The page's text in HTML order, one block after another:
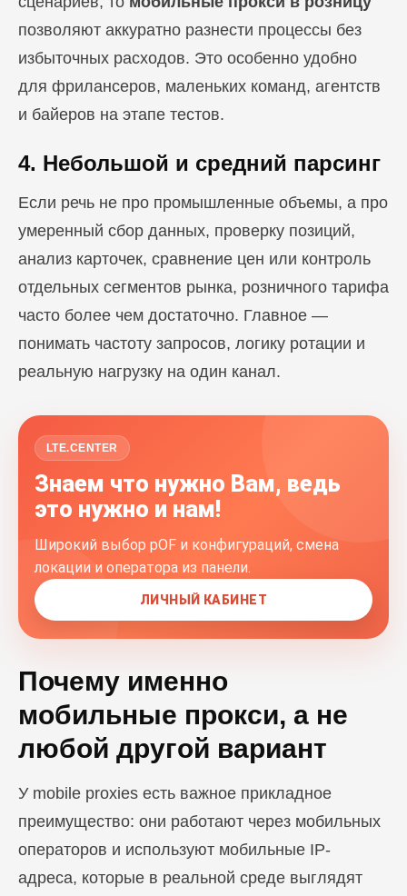
позволяют аккуратно разнести процессы без
избыточных расходов. Это особенно удобно
для фрилансеров, маленьких команд, агентств
и байеров на этапе тестов.
4. Небольшой и средний парсинг
Если речь не про промышленные объемы, а про
умеренный сбор данных, проверку позиций,
анализ карточек, сравнение цен или контроль
отдельных сегментов рынка, розничного тарифа
часто более чем достаточно. Главное —
понимать частоту запросов, логику ротации и
реальную нагрузку на один канал.
LTE.CENTER
Знаем что нужно Вам, ведь
это нужно и нам!
Широкий выбор pOF и конфигураций, смена
локации и оператора из панели.
ЛИЧНЫЙ КАБИНЕТ
Почему именно
мобильные прокси, а не
любой другой вариант
У mobile proxies есть важное прикладное
преимущество: они работают через мобильных
операторов и используют мобильные IP-
адреса, которые в реальной среде выглядят